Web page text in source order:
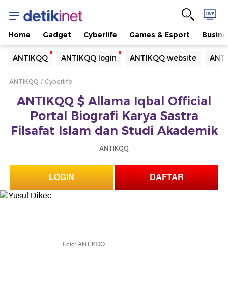
Home Gadget Cyberlife Games & Esport
ANTIKQQ ANTIKQQ login ANTIKQQ website
Yang sedang ramai dicari
Loading...
Loading...
ANTIKQQ Cyberlife
ANTIKQQ $ Allama Iqbal Official
Portal Biografi Karya Sastra
Filsafat Islam dan Studi Akademik
ANTIKQQ
LOGIN DAFTAR
Foto: ANTIKQQ